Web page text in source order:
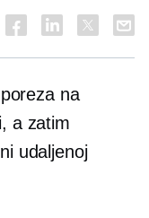
na
a zatim
udaljenoj